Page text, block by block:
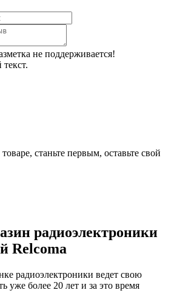
не поддерживается!
станьте первым, оставьте свой
радиоэлектроники
Relcoma
радиоэлектроники ведет свою
уже более 20 лет и за это время